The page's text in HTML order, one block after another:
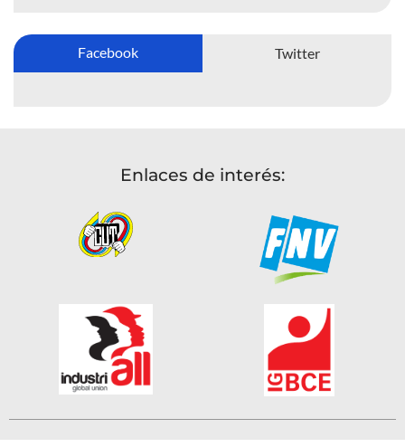
Facebook Twitter
Enlaces de interés: